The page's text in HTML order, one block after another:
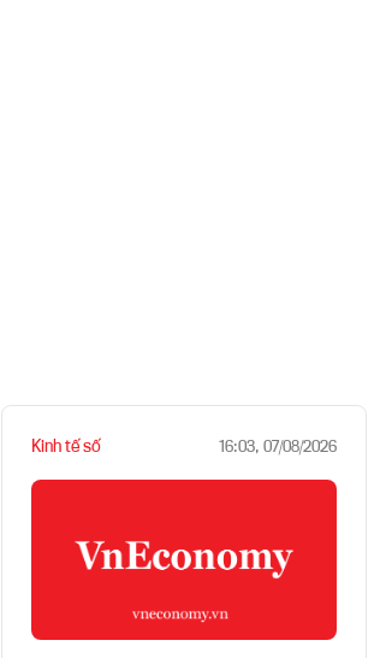
Kinh tế số 16:03, 07/08/2026